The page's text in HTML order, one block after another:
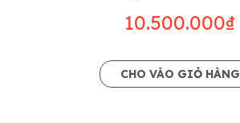
10.500.000₫
CHO VÀO GIỎ HÀNG